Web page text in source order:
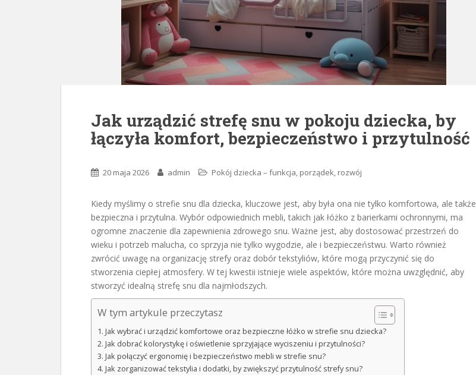
Jak urządzić strefę snu w pokoju dziecka, by
łączyła komfort, bezpieczeństwo i przytulność
20 maja 2026 admin Pokój dziecka – funkcja, porządek, rozwój
Kiedy myślimy o strefie snu dla dziecka, kluczowe jest, aby była ona nie tylko komfortowa, ale także
bezpieczna i przytulna. Wybór odpowiednich mebli, takich jak łóżko z barierkami ochronnymi, ma
ogromne znaczenie dla zapewnienia zdrowego snu. Ważne jest, aby dostosować przestrzeń do
wieku i potrzeb malucha, co sprzyja nie tylko wygodzie, ale i bezpieczeństwu. Warto również
zwrócić uwagę na organizację strefy oraz dobór tekstyliów, które mogą przyczynić się do
stworzenia ciepłej atmosfery. W tej kwestii istnieje wiele aspektów, które można uwzględnić, aby
stworzyć idealną strefę snu dla najmłodszych.
W tym artykule przeczytasz
Jak wybrać i urządzić komfortowe oraz bezpieczne łóżko w strefie snu dziecka?
Jak dobrać kolorystykę i oświetlenie sprzyjające wyciszeniu i przytulności?
Jak połączyć ergonomię i bezpieczeństwo mebli w strefie snu?
Jak zorganizować tekstylia i dodatki, by zwiększyć przytulność strefy snu?